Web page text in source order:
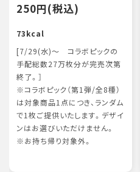
250円(税込)
73kcal
[7/29(水)～ コラボピックの
手配総数27万枚分が完売次第
終了。］
※コラボピック（第1弾/全8種）
は対象商品1点につき、ランダム
で1枚ご提供いたします。デザイ
ンはお選びいただけません。
※お持ち帰り対象外。